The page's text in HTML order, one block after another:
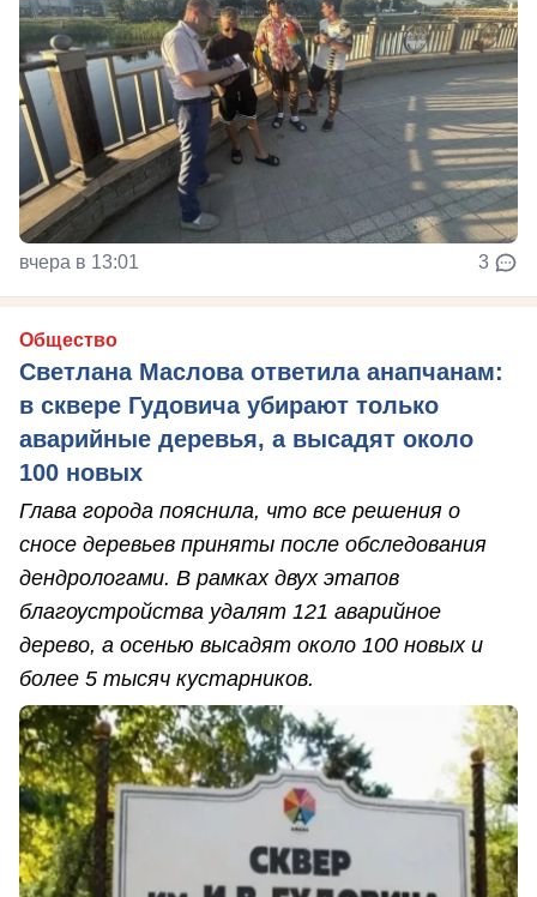
вчера в 13:01 3
Общество
Светлана Маслова ответила анапчанам:
в сквере Гудовича убирают только
аварийные деревья, а высадят около
100 новых
Глава города пояснила, что все решения о
сносе деревьев приняты после обследования
дендрологами. В рамках двух этапов
благоустройства удалят 121 аварийное
дерево, а осенью высадят около 100 новых и
более 5 тысяч кустарников.